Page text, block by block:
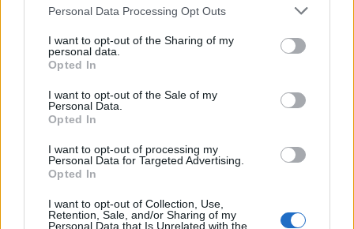
Personal Data Processing Opt Outs
I want to opt-out of the Sharing of my
personal data.
Opted In
I want to opt-out of the Sale of my
Personal Data.
Opted In
I want to opt-out of processing my
Personal Data for Targeted Advertising.
Opted In
I want to opt-out of Collection, Use,
Retention, Sale, and/or Sharing of my
Personal Data that Is Unrelated with the